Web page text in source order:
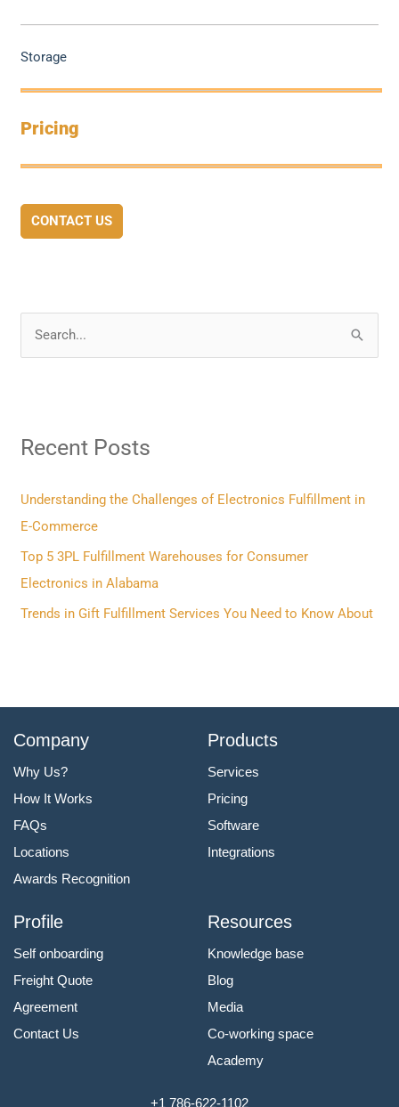
Storage
Pricing
CONTACT US
c
f
o
r
:
Recent Posts
Understanding the Challenges of Electronics Fulfillment in
E-Commerce
Top 5 3PL Fulfillment Warehouses for Consumer
Electronics in Alabama
Trends in Gift Fulfillment Services You Need to Know About
Company
Why Us?
How It Works
FAQs
Locations
Awards Recognition
Products
Services
Pricing
Software
Integrations
Profile
Self onboarding
Freight Quote
Agreement
Contact Us
Resources
Knowledge base
Blog
Media
Co-working space
Academy
+1 786-622-1102